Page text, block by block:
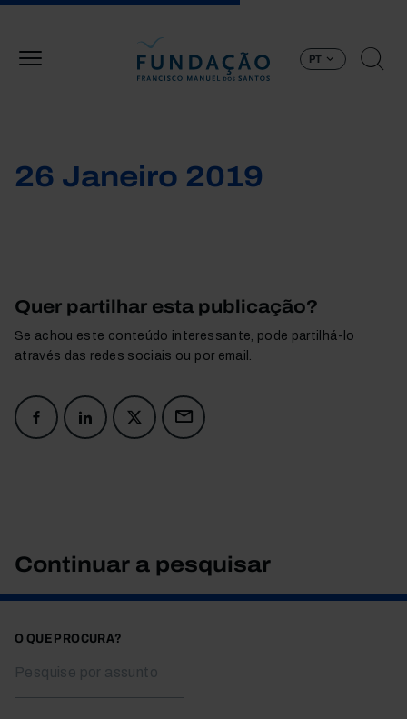
PT
26 Janeiro 2019
Quer partilhar esta publicação?
Se achou este conteúdo interessante, pode partilhá-lo
através das redes sociais ou por email.
Continuar a pesquisar
O QUE PROCURA?